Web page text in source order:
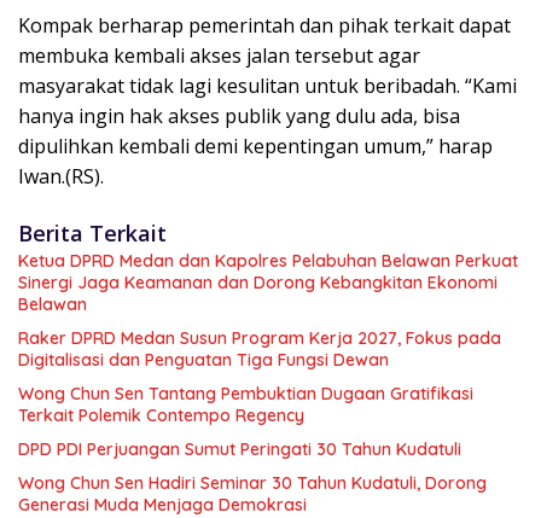
Kompak berharap pemerintah dan pihak terkait dapat
membuka kembali akses jalan tersebut agar
masyarakat tidak lagi kesulitan untuk beribadah. “Kami
hanya ingin hak akses publik yang dulu ada, bisa
dipulihkan kembali demi kepentingan umum,” harap
Iwan.(RS).
Berita Terkait
Ketua DPRD Medan dan Kapolres Pelabuhan Belawan Perkuat
Sinergi Jaga Keamanan dan Dorong Kebangkitan Ekonomi
Belawan
Raker DPRD Medan Susun Program Kerja 2027, Fokus pada
Digitalisasi dan Penguatan Tiga Fungsi Dewan
Wong Chun Sen Tantang Pembuktian Dugaan Gratifikasi
Terkait Polemik Contempo Regency
DPD PDI Perjuangan Sumut Peringati 30 Tahun Kudatuli
Wong Chun Sen Hadiri Seminar 30 Tahun Kudatuli, Dorong
Generasi Muda Menjaga Demokrasi